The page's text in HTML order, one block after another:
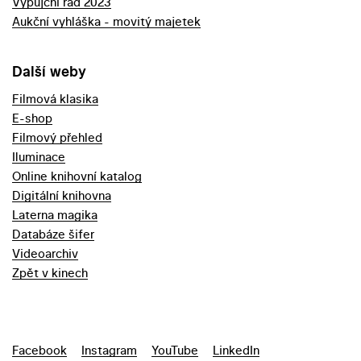
Aukční vyhláška - movitý majetek
Další weby
Filmová klasika
E-shop
Filmový přehled
Iluminace
Online knihovní katalog
Digitální knihovna
Laterna magika
Databáze šifer
Videoarchiv
Zpět v kinech
Facebook Instagram YouTube LinkedIn